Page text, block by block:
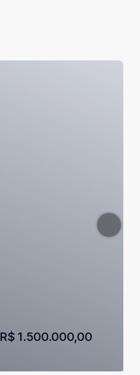
R$ 1.500.000,00